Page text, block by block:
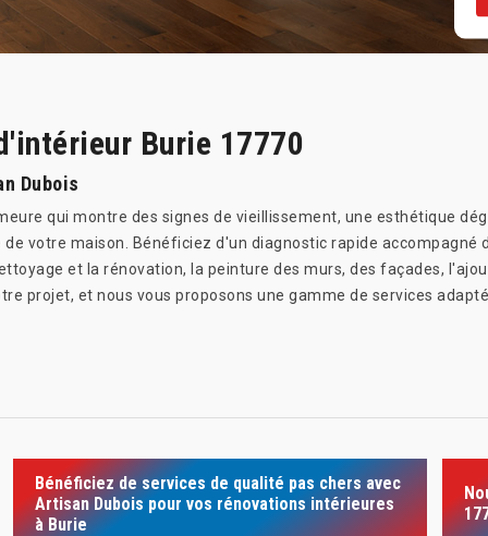
Burie 17770
Dubois
qui montre des signes de vieillissement, une esthétique
votre maison. Bénéficiez d'un diagnostic rapide accompagné
et la rénovation, la peinture des murs, des façades,
projet, et nous vous proposons une gamme de services
Bénéficiez de services de qualité pas chers avec
Artisan Dubois pour vos rénovations intérieures
à Burie